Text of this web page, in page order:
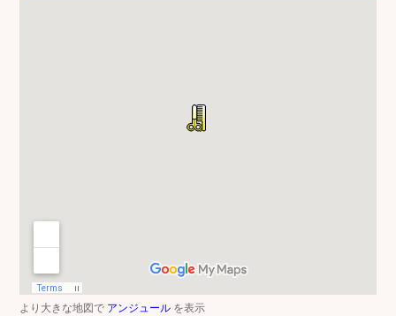
より大きな地図で アンジュール を表示